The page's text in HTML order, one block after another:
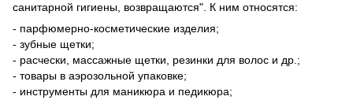
санитарной гигиены, возвращаются". К ним относятся:
- парфюмерно-косметические изделия;
- зубные щетки;
- расчески, массажные щетки, резинки для волос и др.;
- товары в аэрозольной упаковке;
- инструменты для маникюра и педикюра;